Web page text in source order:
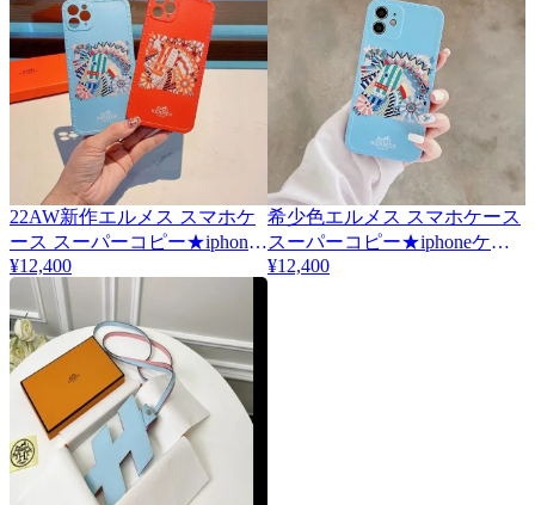
22AW新作エルメス スマホケ
ース スーパーコピー★iphone
ケース対応 ern45752
¥12,400
希少色エルメス スマホケース
スーパーコピー★iphoneケー
ス対応 erc94259
¥12,400